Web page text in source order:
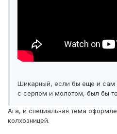
Шикарный, если бы еще и сам
с серпом и молотом, был бы
Ага, и специальная тема
колхозницей.